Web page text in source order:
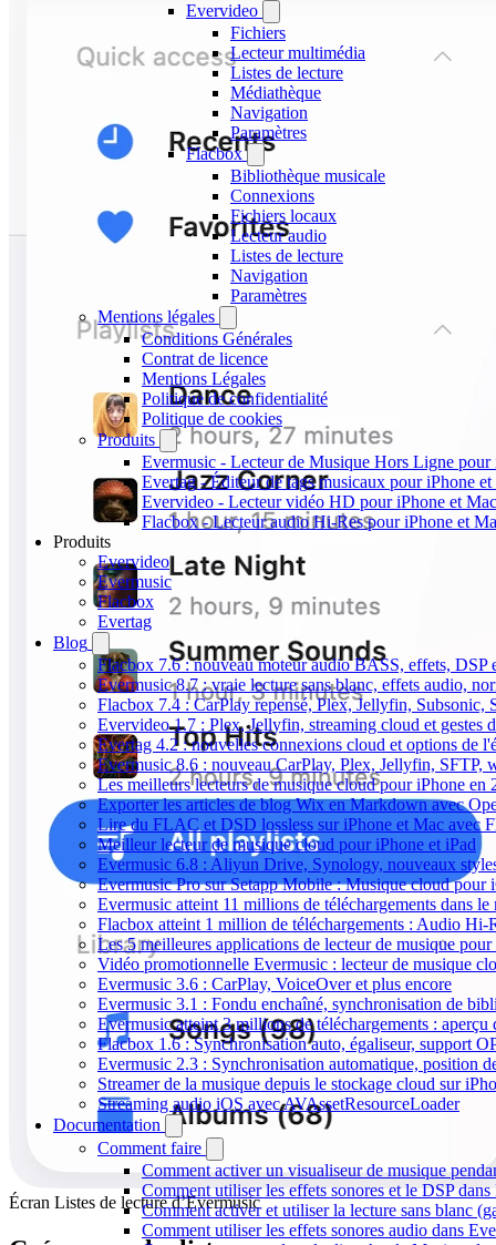
Evervideo
Fichiers
Lecteur multimédia
Listes de lecture
Médiathèque
Navigation
Paramètres
Flacbox
Bibliothèque musicale
Connexions
Fichiers locaux
Lecteur audio
Listes de lecture
Navigation
Paramètres
Mentions légales
Conditions Générales
Contrat de licence
Mentions Légales
Politique de confidentialité
Politique de cookies
Produits
Evermusic - Lecteur de Musique Hors Ligne pour
Evertag - Éditeur de tags musicaux pour iPhone
Evervideo - Lecteur vidéo HD pour iPhone et Mac
Flacbox - Lecteur audio Hi-Res pour iPhone et
Produits
Evervideo
Evermusic
Flacbox
Evertag
Blog
Flacbox 7.6 : nouveau moteur audio BASS, effets, DSP
Evermusic 8.7 : vraie lecture sans blanc, effets audio,
Flacbox 7.4 : CarPlay repensé, Plex, Jellyfin, Subsonic,
Evervideo 1.7 : Plex, Jellyfin, streaming cloud et gestes
Evertag 4.2 : nouvelles connexions cloud et options de
Evermusic 8.6 : nouveau CarPlay, Plex, Jellyfin, SFTP,
Les meilleurs lecteurs de musique cloud pour iPhone en
Exporter les articles de blog Wix en Markdown avec
Lire du FLAC et DSD lossless sur iPhone et Mac avec
Meilleur lecteur de musique cloud pour iPhone et iPad
Evermusic 6.8 : Aliyun Drive, Synology, nouveaux
Evermusic Pro sur Setapp Mobile : Musique cloud pour
Evermusic atteint 11 millions de téléchargements dans le
Flacbox atteint 1 million de téléchargements : Audio Hi-
Les 5 meilleures applications de lecteur de musique
Vidéo promotionnelle Evermusic : lecteur de musique
Evermusic 3.6 : CarPlay, VoiceOver et plus encore
Evermusic 3.1 : Fondu enchaîné, synchronisation de
Evermusic atteint 3 millions de téléchargements : aperçu
Flacbox 1.6 : Synchronisation auto, égaliseur, support
Evermusic 2.3 : Synchronisation automatique, position
Streamer de la musique depuis le stockage cloud sur
Streaming audio iOS avec AVAssetResourceLoader
Documentation
Comment faire
Comment activer un visualiseur de musique
Comment utiliser les effets sonores et le DSP
Comment activer et utiliser la lecture sans blanc
Comment utiliser les effets sonores audio dans
Écran Listes de lecture d’Evermusic